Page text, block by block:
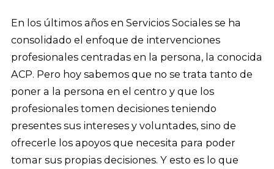
En los últimos años en Servicios Sociales se ha
consolidado el enfoque de intervenciones
profesionales centradas en la persona, la conocida
ACP. Pero hoy sabemos que no se trata tanto de
poner a la persona en el centro y que los
profesionales tomen decisiones teniendo
presentes sus intereses y voluntades, sino de
ofrecerle los apoyos que necesita para poder
tomar sus propias decisiones. Y esto es lo que